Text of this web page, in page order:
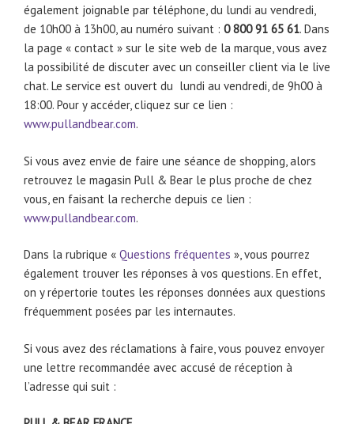
également joignable par téléphone, du lundi au vendredi,
de 10h00 à 13h00, au numéro suivant : 0 800 91 65 61. Dans
la page « contact » sur le site web de la marque, vous avez
la possibilité de discuter avec un conseiller client via le live
chat. Le service est ouvert du lundi au vendredi, de 9h00 à
18:00. Pour y accéder, cliquez sur ce lien :
www.pullandbear.com.
Si vous avez envie de faire une séance de shopping, alors
retrouvez le magasin Pull & Bear le plus proche de chez
vous, en faisant la recherche depuis ce lien :
www.pullandbear.com.
Dans la rubrique « Questions fréquentes », vous pourrez
également trouver les réponses à vos questions. En effet,
on y répertorie toutes les réponses données aux questions
fréquemment posées par les internautes.
Si vous avez des réclamations à faire, vous pouvez envoyer
une lettre recommandée avec accusé de réception à
l’adresse qui suit :